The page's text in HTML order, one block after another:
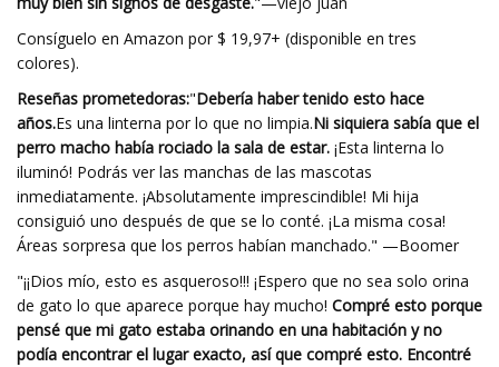
Consíguelo en Amazon por $ 19,97+ (disponible en tres
colores).
Reseñas prometedoras:"Debería haber tenido esto hace
años.Es una linterna por lo que no limpia.Ni siquiera sabía que el
perro macho había rociado la sala de estar. ¡Esta linterna lo
iluminó! Podrás ver las manchas de las mascotas
inmediatamente. ¡Absolutamente imprescindible! Mi hija
consiguió uno después de que se lo conté. ¡La misma cosa!
Áreas sorpresa que los perros habían manchado." —Boomer
"¡¡Dios mío, esto es asqueroso!!! ¡Espero que no sea solo orina
de gato lo que aparece porque hay mucho! Compré esto porque
pensé que mi gato estaba orinando en una habitación y no
podía encontrar el lugar exacto, así que compré esto. Encontré